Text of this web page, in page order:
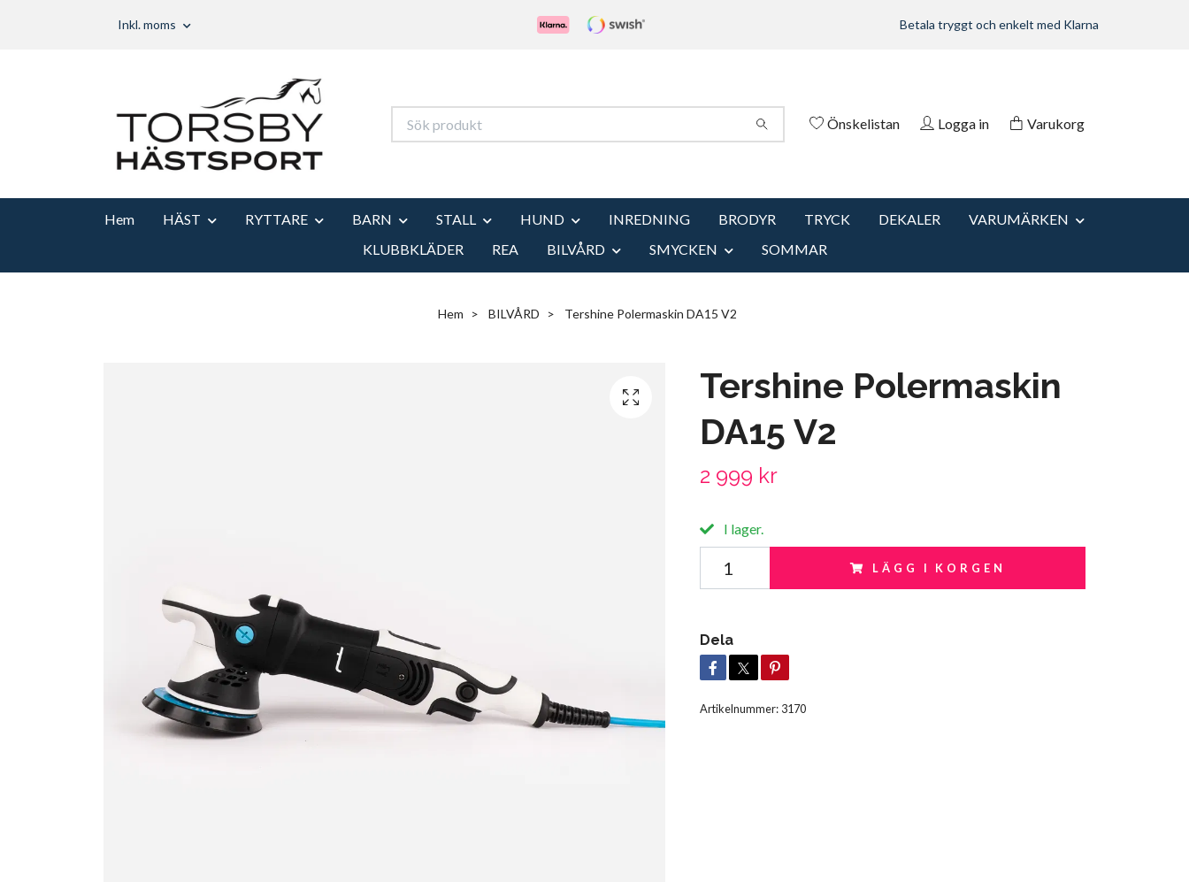
Inkl. moms Betala tryggt och enkelt med Klarna
Önskelistan Logga in Varukorg
Hem HÄST RYTTARE BARN STALL HUND INREDNING BRODYR TRYCK DEKALER
VARUMÄRKEN
KLUBBKLÄDER
REA BILVÅRD SMYCKEN SOMMAR
Hem BILVÅRD Tershine Polermaskin DA15 V2
Tershine Polermaskin
DA15 V2
2 999 kr
I lager.
LÄGG I KORGEN
Dela
Artikelnummer: 3170